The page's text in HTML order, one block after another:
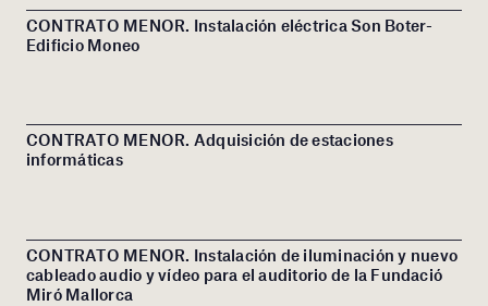
CONTRATO MENOR. Instalación eléctrica Son Boter-
Edificio Moneo
CONTRATO MENOR. Adquisición de estaciones
informáticas
CONTRATO MENOR. Instalación de iluminación y nuevo
cableado audio y vídeo para el auditorio de la Fundació
Miró Mallorca